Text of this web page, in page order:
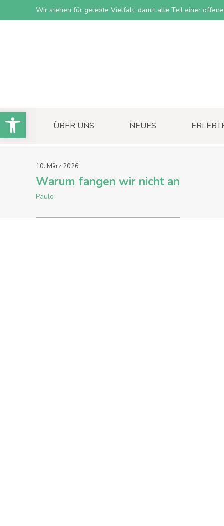
Wir stehen für gelebte Vielfalt, damit alle Teil einer
ÜBER UNS NEUES
10. März 2026
Warum fangen wir nicht an
Paulo
Open toolbar